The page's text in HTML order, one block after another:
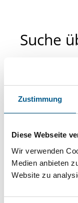
Zustimmung
Diese Webseite
Wir verwenden
Medien anbieten
Website zu
Suche
Sie suchen
Projekt oder
direkt über
Suche bitte
beachten.